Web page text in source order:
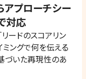
プローチシー
対応
ードのスコアリン
ミングで何を伝える
づいた再現性のあ